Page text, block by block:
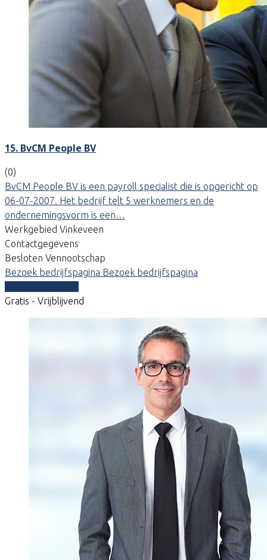
15. BvCM People BV
(0)
BvCM People BV is een payroll specialist die is opgericht op
06-07-2007. Het bedrijf telt 5 werknemers en de
ondernemingsvorm is een…
Werkgebied Vinkeveen
Contactgegevens
Besloten Vennootschap
Bezoek bedrijfspagina Bezoek bedrijfspagina
Gratis - Vrijblijvend